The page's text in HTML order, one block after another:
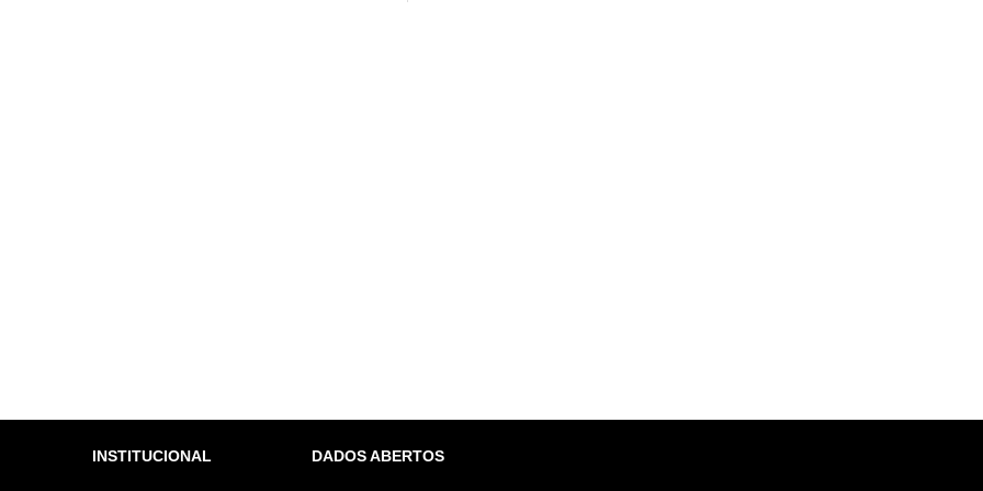
INSTITUCIONAL DADOS ABERTOS